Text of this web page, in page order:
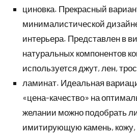
циновка. Прекрасный
минималистической
интерьера. Представлен в
натуральных компонентов
используется джут, лен,
ламинат. Идеальная
«цена-качество» на
желании можно подобрать
имитирующую камень, кожу,